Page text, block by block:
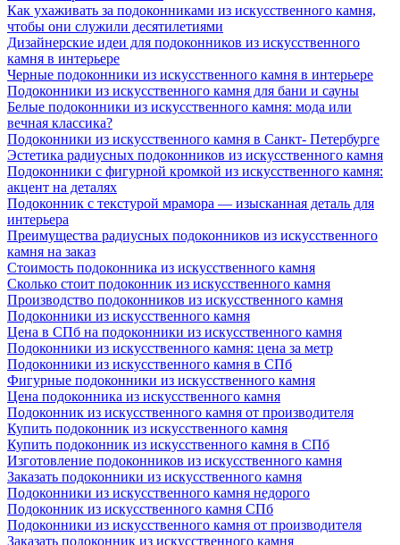
Как ухаживать за подоконниками из искусственного камня,
чтобы они служили десятилетиями
Дизайнерские идеи для подоконников из искусственного
камня в интерьере
Черные подоконники из искусственного камня в интерьере
Подоконники из искусственного камня для бани и сауны
Белые подоконники из искусственного камня: мода или
вечная классика?
Подоконники из искусственного камня в Санкт- Петербурге
Эстетика радиусных подоконников из искусственного камня
Подоконники с фигурной кромкой из искусственного камня:
акцент на деталях
Подоконник с текстурой мрамора — изысканная деталь для
интерьера
Преимущества радиусных подоконников из искусственного
камня на заказ
Стоимость подоконника из искусственного камня
Сколько стоит подоконник из искусственного камня
Производство подоконников из искусственного камня
Подоконники из искусственного камня
Цена в СПб на подоконники из искусственного камня
Подоконники из искусственного камня: цена за метр
Подоконники из искусственного камня в СПб
Фигурные подоконники из искусственного камня
Цена подоконника из искусственного камня
Подоконник из искусственного камня от производителя
Купить подоконник из искусственного камня
Купить подоконник из искусственного камня в СПб
Изготовление подоконников из искусственного камня
Заказать подоконники из искусственного камня
Подоконники из искусственного камня недорого
Подоконник из искусственного камня СПб
Подоконники из искусственного камня от производителя
Заказать подоконник из искусственного камня